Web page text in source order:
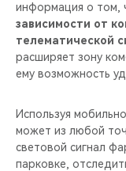
информация о том,
зависимости от
телематической
расширяет зону
ему возможность
Используя
может из любой
световой сигнал
парковке,